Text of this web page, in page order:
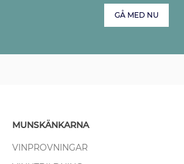
GÅ MED NU
MUNSKÄNKARNA
VINPROVNINGAR